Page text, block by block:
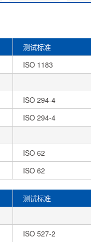
测试标准
ISO 1183
ISO 294-4
ISO 294-4
ISO 62
ISO 62
测试标准
ISO 527-2